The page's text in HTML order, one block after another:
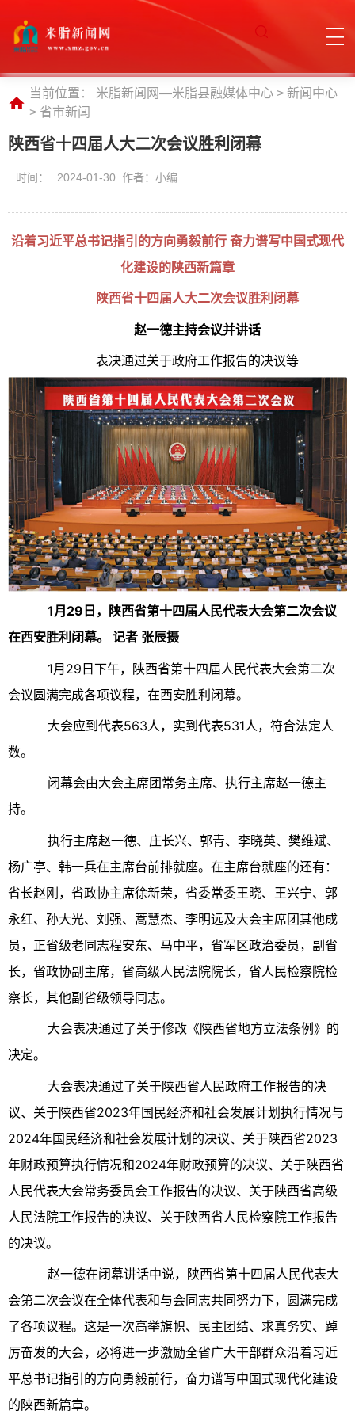
当前位置： 米脂新闻网—米脂县融媒体中心 > 新闻中心
> 省市新闻
陕西省十四届人大二次会议胜利闭幕
时间： 2024-01-30 作者：小编
沿着习近平总书记指引的方向勇毅前行 奋力谱写中国式现代
化建设的陕西新篇章
陕西省十四届人大二次会议胜利闭幕
赵一德主持会议并讲话
表决通过关于政府工作报告的决议等
1月29日，陕西省第十四届人民代表大会第二次会议
在西安胜利闭幕。 记者 张辰摄
1月29日下午，陕西省第十四届人民代表大会第二次
会议圆满完成各项议程，在西安胜利闭幕。
大会应到代表563人，实到代表531人，符合法定人
数。
闭幕会由大会主席团常务主席、执行主席赵一德主
持。
执行主席赵一德、庄长兴、郭青、李晓英、樊维斌、
杨广亭、韩一兵在主席台前排就座。在主席台就座的还有：
省长赵刚，省政协主席徐新荣，省委常委王晓、王兴宁、郭
永红、孙大光、刘强、蒿慧杰、李明远及大会主席团其他成
员，正省级老同志程安东、马中平，省军区政治委员，副省
长，省政协副主席，省高级人民法院院长，省人民检察院检
察长，其他副省级领导同志。
大会表决通过了关于修改《陕西省地方立法条例》的
决定。
大会表决通过了关于陕西省人民政府工作报告的决
议、关于陕西省2023年国民经济和社会发展计划执行情况与
2024年国民经济和社会发展计划的决议、关于陕西省2023
年财政预算执行情况和2024年财政预算的决议、关于陕西省
人民代表大会常务委员会工作报告的决议、关于陕西省高级
人民法院工作报告的决议、关于陕西省人民检察院工作报告
的决议。
赵一德在闭幕讲话中说，陕西省第十四届人民代表大
会第二次会议在全体代表和与会同志共同努力下，圆满完成
了各项议程。这是一次高举旗帜、民主团结、求真务实、踔
厉奋发的大会，必将进一步激励全省广大干部群众沿着习近
平总书记指引的方向勇毅前行，奋力谱写中国式现代化建设
的陕西新篇章。